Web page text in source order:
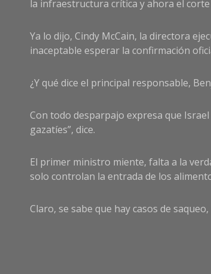
la infraestructura crítica y ahora el
Ya lo dijo, Cindy McCain, la directora
inaceptable esperar la confirmación
¿Y qué dice el principal responsable,
Con todo desparpajo expresa que
gazatíes”, dice.
El primer ministro miente, falta a la
solo controlan la entrada de los
Claro, se sabe que hay casos de